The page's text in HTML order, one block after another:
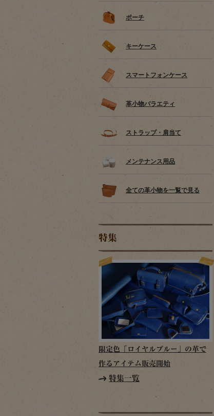
ポーチ
キーケース
スマートフォンケース
革小物バラエティ
ストラップ・肩当て
メンテナンス用品
全ての革小物を一覧で見る
特集
限定色「ロイヤルブルー」の革で
作るアイテム販売開始
特集一覧